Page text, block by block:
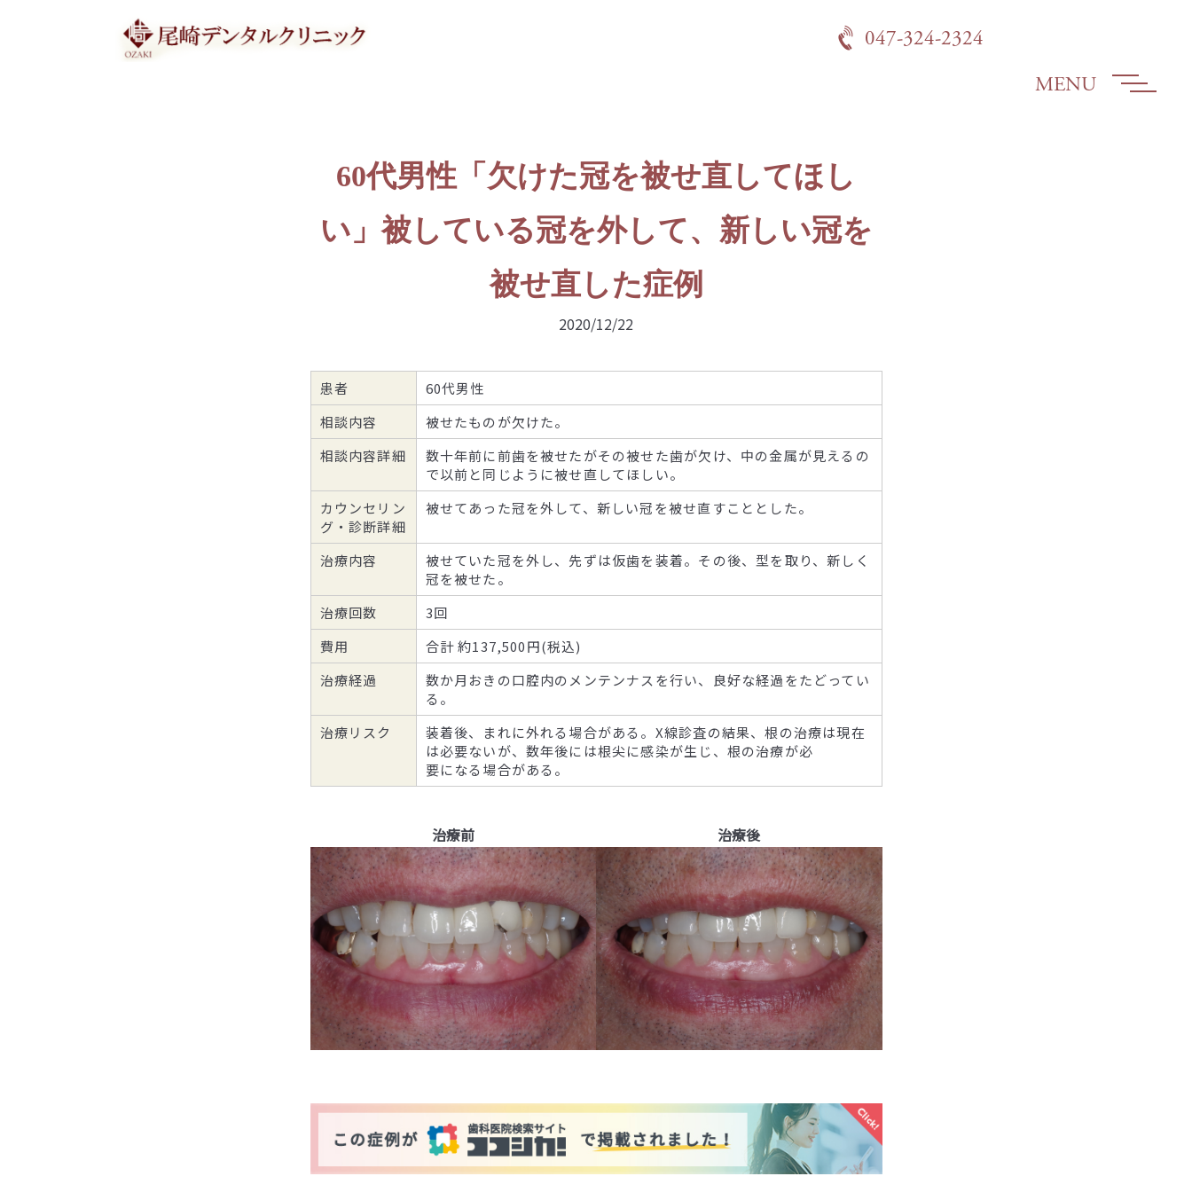
047-324-2324
MENU
60代男性「欠けた冠を被せ直してほし
い」被している冠を外して、新しい冠を
被せ直した症例
2020/12/22
患者
60代男性
相談内容
被せたものが欠けた。
相談内容詳細
数十年前に前歯を被せたがその被せた歯が欠け、中の金属が見えるの
で以前と同じように被せ直してほしい。
カウンセリン
グ・診断詳細
被せてあった冠を外して、新しい冠を被せ直すこととした。
治療内容
被せていた冠を外し、先ずは仮歯を装着。その後、型を取り、新しく
冠を被せた。
治療回数
3回
費用
合計 約137,500円(税込)
治療経過
数か月おきの口腔内のメンテンナスを行い、良好な経過をたどってい
る。
治療リスク
装着後、まれに外れる場合がある。X線診査の結果、根の治療は現在
は必要ないが、数年後には根尖に感染が生じ、根の治療が必
要になる場合がある。
治療前 治療後